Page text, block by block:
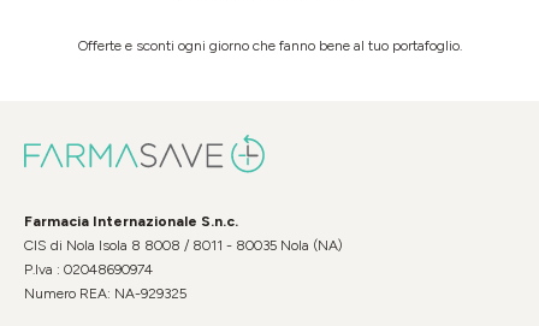
Offerte e sconti ogni giorno che fanno bene al tuo portafoglio.
Farmacia Internazionale S.n.c.
CIS di Nola Isola 8 8008 / 8011 - 80035 Nola (NA)
P.Iva : 02048690974
Numero REA: NA-929325